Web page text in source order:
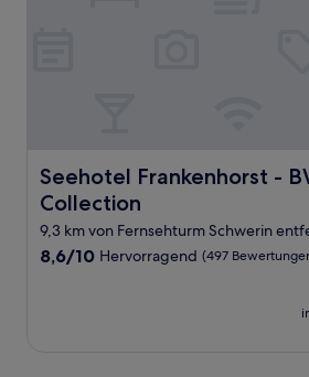
Seehotel Frankenhorst -
Collection
Seehotel Frankenhorst - BW
9,3 km von Fernsehturm Schwerin
8.6
8,6/10 Hervorragend (497